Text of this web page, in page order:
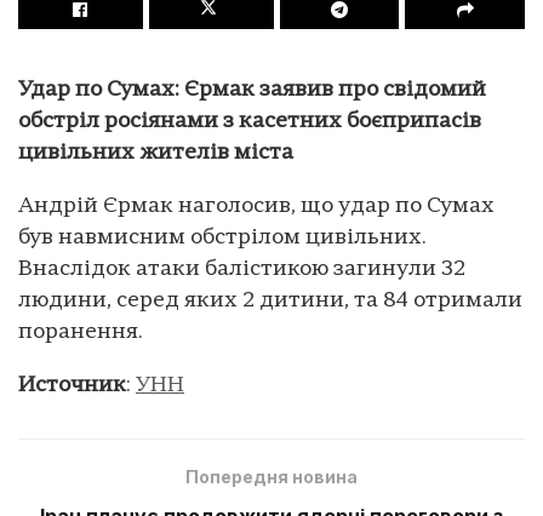
Удар по Сумах: Єрмак заявив про свідомий
обстріл росіянами з касетних боєприпасів
цивільних жителів міста
Андрій Єрмак наголосив, що удар по Сумах
був навмисним обстрілом цивільних.
Внаслідок атаки балістикою загинули 32
людини, серед яких 2 дитини, та 84 отримали
поранення.
Источник: УНН
Попередня новина